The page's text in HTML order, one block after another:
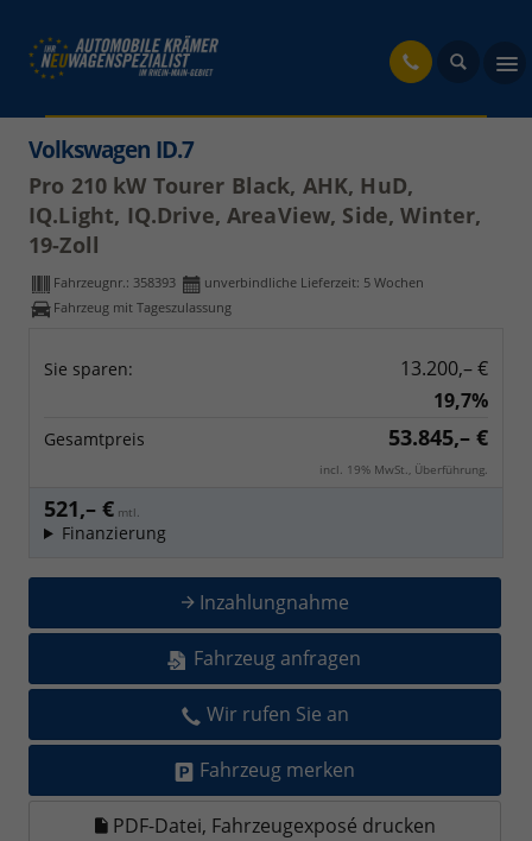
Volkswagen ID.7
Pro 210 kW Tourer Black, AHK, HuD,
IQ.Light, IQ.Drive, AreaView, Side, Winter,
19-Zoll
Fahrzeugnr.: 358393 unverbindliche Lieferzeit: 5 Wochen
Fahrzeug mit Tageszulassung
Sie sparen:
13.200,– €
19,7%
Gesamtpreis 53.845,– €
incl. 19% MwSt., Überführung.
521,– € mtl.
Finanzierung
Inzahlungnahme
Fahrzeug anfragen
Wir rufen Sie an
Fahrzeug merken
PDF-Datei, Fahrzeugexposé drucken